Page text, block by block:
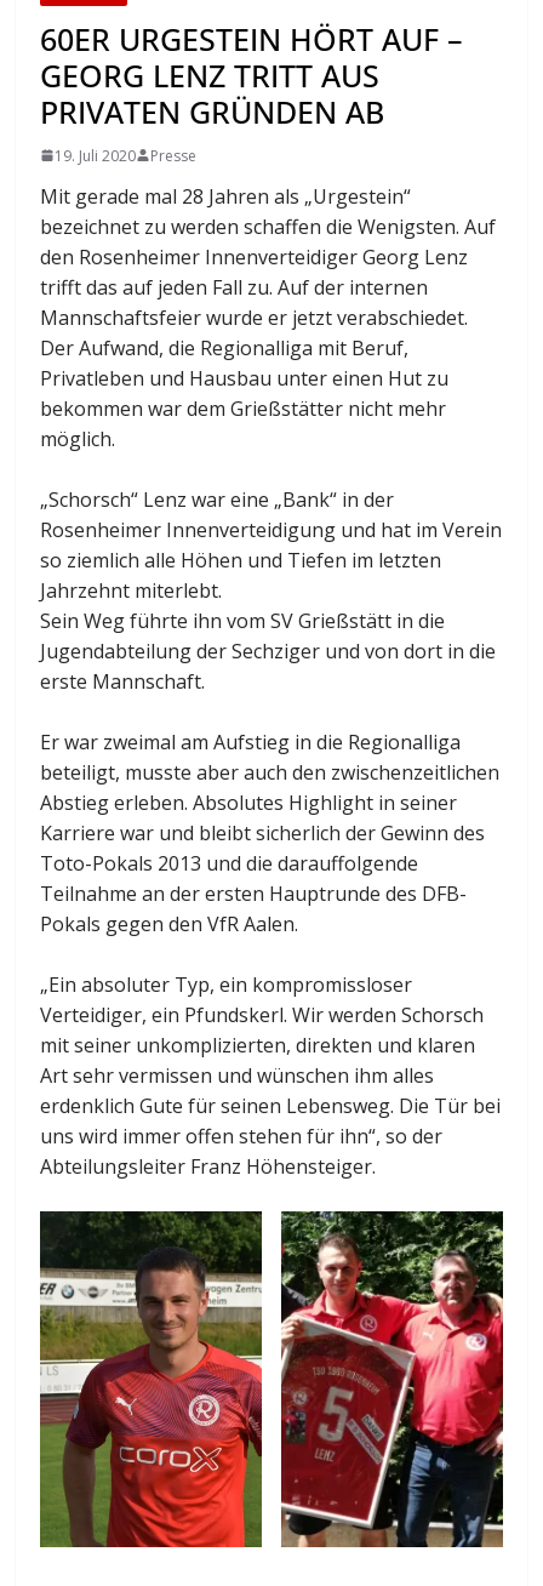
60ER URGESTEIN HÖRT AUF –
GEORG LENZ TRITT AUS
PRIVATEN GRÜNDEN AB
19. Juli 2020 Presse
Mit gerade mal 28 Jahren als „Urgestein“
bezeichnet zu werden schaffen die Wenigsten. Auf
den Rosenheimer Innenverteidiger Georg Lenz
trifft das auf jeden Fall zu. Auf der internen
Mannschaftsfeier wurde er jetzt verabschiedet.
Der Aufwand, die Regionalliga mit Beruf,
Privatleben und Hausbau unter einen Hut zu
bekommen war dem Grießstätter nicht mehr
möglich.
„Schorsch“ Lenz war eine „Bank“ in der
Rosenheimer Innenverteidigung und hat im Verein
so ziemlich alle Höhen und Tiefen im letzten
Jahrzehnt miterlebt.
Sein Weg führte ihn vom SV Grießstätt in die
Jugendabteilung der Sechziger und von dort in die
erste Mannschaft.
Er war zweimal am Aufstieg in die Regionalliga
beteiligt, musste aber auch den zwischenzeitlichen
Abstieg erleben. Absolutes Highlight in seiner
Karriere war und bleibt sicherlich der Gewinn des
Toto-Pokals 2013 und die darauffolgende
Teilnahme an der ersten Hauptrunde des DFB-
Pokals gegen den VfR Aalen.
„Ein absoluter Typ, ein kompromissloser
Verteidiger, ein Pfundskerl. Wir werden Schorsch
mit seiner unkomplizierten, direkten und klaren
Art sehr vermissen und wünschen ihm alles
erdenklich Gute für seinen Lebensweg. Die Tür bei
uns wird immer offen stehen für ihn“, so der
Abteilungsleiter Franz Höhensteiger.